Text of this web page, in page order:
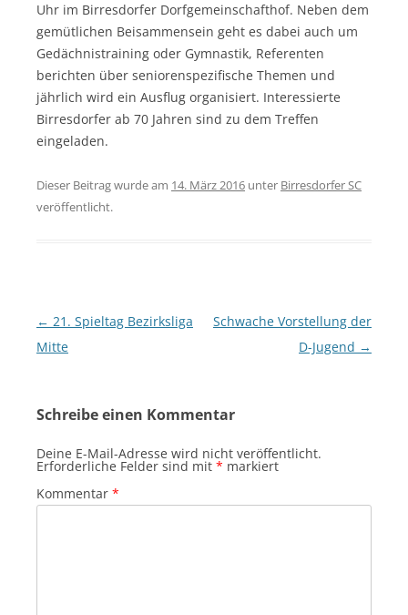
Uhr im Birresdorfer Dorfgemeinschafthof. Neben dem
gemütlichen Beisammensein geht es dabei auch um
Gedächnistraining oder Gymnastik, Referenten
berichten über seniorenspezifische Themen und
jährlich wird ein Ausflug organisiert. Interessierte
Birresdorfer ab 70 Jahren sind zu dem Treffen
eingeladen.
Dieser Beitrag wurde am 14. März 2016 unter Birresdorfer SC
veröffentlicht.
Beitragsnavigation
← 21. Spieltag Bezirksliga
Mitte
Schwache Vorstellung der
D-Jugend →
Schreibe einen Kommentar
Deine E-Mail-Adresse wird nicht veröffentlicht.
Erforderliche Felder sind mit * markiert
Kommentar *